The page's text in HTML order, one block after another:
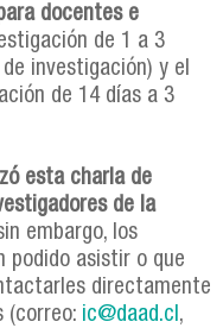
docentes e
de 1 a 3
investigación) y el
de 14 días a 3
esta charla de
de la
embargo, los
podido asistir o que
directamente
(correo: ic@daad.cl ,